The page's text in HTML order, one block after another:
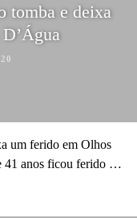
tomba e deixa
um ferido em Olhos
41 anos ficou ferido …